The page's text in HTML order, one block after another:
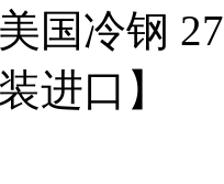
国冷钢
进口】